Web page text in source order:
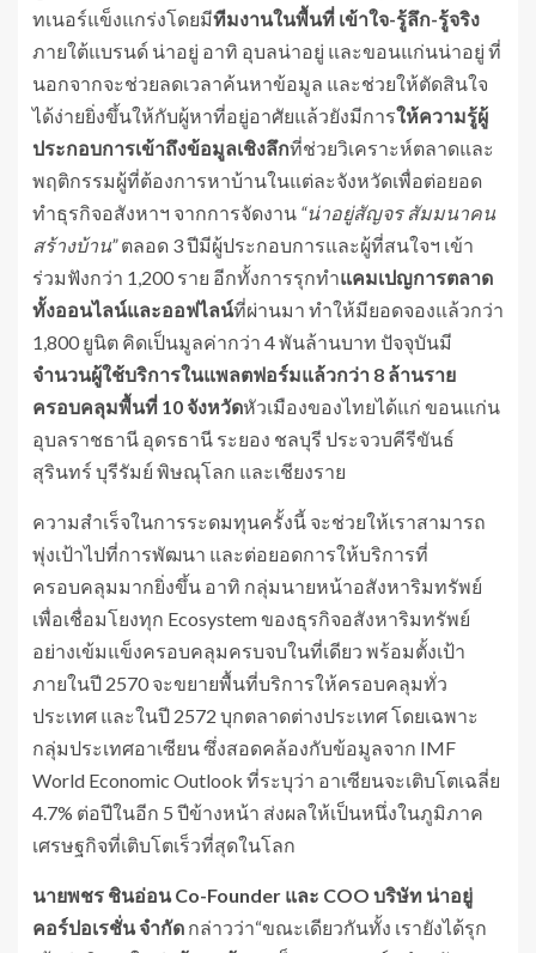
ทเนอร์แข็งแกร่งโดยมีทีมงานในพื้นที่ เข้าใจ-รู้ลึก-รู้จริง
ภายใต้แบรนด์ น่าอยู่ อาทิ อุบลน่าอยู่ และขอนแก่นน่าอยู่ ที่
นอกจากจะช่วยลดเวลาค้นหาข้อมูล และช่วยให้ตัดสินใจ
ได้ง่ายยิ่งขึ้นให้กับผู้หาที่อยู่อาศัยแล้วยังมีการให้ความรู้ผู้
ประกอบการเข้าถึงข้อมูลเชิงลึกที่ช่วยวิเคราะห์ตลาดและ
พฤติกรรมผู้ที่ต้องการหาบ้านในแต่ละจังหวัดเพื่อต่อยอด
ทำธุรกิจอสังหาฯ จากการจัดงาน “น่าอยู่สัญจร สัมมนาคน
สร้างบ้าน”ตลอด 3 ปีมีผู้ประกอบการและผู้ที่สนใจฯ เข้า
ร่วมฟังกว่า 1,200 ราย อีกทั้งการรุกทำแคมเปญการตลาด
ทั้งออนไลน์และออฟไลน์ที่ผ่านมา ทำให้มียอดจองแล้วกว่า
1,800 ยูนิต คิดเป็นมูลค่ากว่า 4 พันล้านบาท ปัจจุบันมี
จำนวนผู้ใช้บริการในแพลตฟอร์มแล้วกว่า 8 ล้านราย
ครอบคลุมพื้นที่ 10 จังหวัดหัวเมืองของไทยได้แก่ ขอนแก่น
อุบลราชธานี อุดรธานี ระยอง ชลบุรี ประจวบคีรีขันธ์
สุรินทร์ บุรีรัมย์ พิษณุโลก และเชียงราย
ความสำเร็จในการระดมทุนครั้งนี้ จะช่วยให้เราสามารถ
พุ่งเป้าไปที่การพัฒนา และต่อยอดการให้บริการที่
ครอบคลุมมากยิ่งขึ้น อาทิ กลุ่มนายหน้าอสังหาริมทรัพย์
เพื่อเชื่อมโยงทุก Ecosystem ของธุรกิจอสังหาริมทรัพย์
อย่างเข้มแข็งครอบคลุมครบจบในที่เดียว พร้อมตั้งเป้า
ภายในปี 2570 จะขยายพื้นที่บริการให้ครอบคลุมทั่ว
ประเทศ และในปี 2572 บุกตลาดต่างประเทศ โดยเฉพาะ
กลุ่มประเทศอาเซียน ซึ่งสอดคล้องกับข้อมูลจาก IMF
World Economic Outlook ที่ระบุว่า อาเซียนจะเติบโตเฉลี่ย
4.7% ต่อปีในอีก 5 ปีข้างหน้า ส่งผลให้เป็นหนึ่งในภูมิภาค
เศรษฐกิจที่เติบโตเร็วที่สุดในโลก
นายพชร ชินอ่อนCo-Founder และ COO บริษัท น่าอยู่
คอร์ปอเรชั่น จำกัด กล่าวว่า“ขณะเดียวกันทั้ง เรายังได้รุก